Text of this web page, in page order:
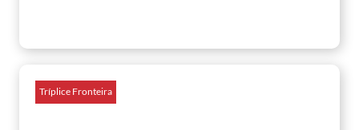
Tríplice Fronteira